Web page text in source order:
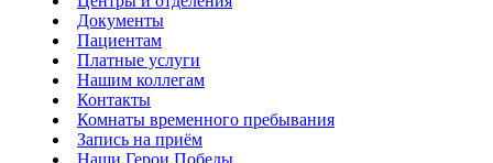
Документы
Пациентам
Платные услуги
Нашим коллегам
Контакты
Комнаты временного пребывания
Запись на приём